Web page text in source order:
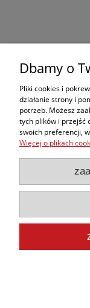
Koc
Dbamy o
Pliki cookies i
działanie strony i
potrzeb. Możesz
tych plików i przejść
swoich preferencji,
Więcej o plikach